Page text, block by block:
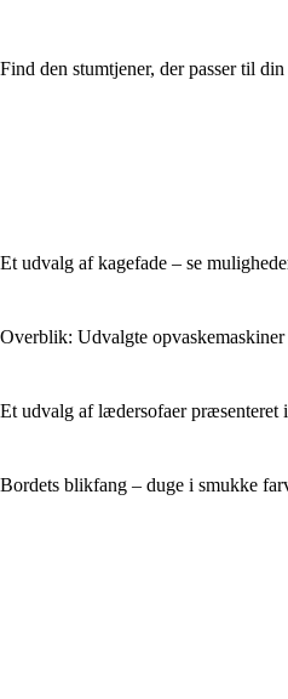
Find den stumtjener, der passer til
Et udvalg af kagefade – se
Overblik: Udvalgte opvaskemaskiner
Et udvalg af lædersofaer præsenteret
Bordets blikfang – duge i smukke